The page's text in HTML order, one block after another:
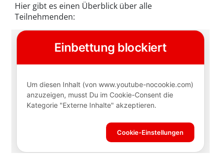
Hier gibt es einen Überblick über alle
Teilnehmenden: